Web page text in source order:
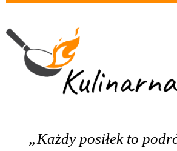
„Każdy posiłek to